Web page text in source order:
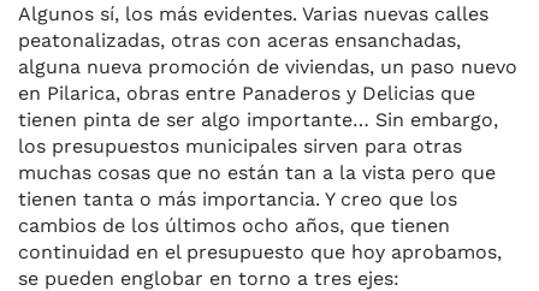
Algunos sí, los más evidentes. Varias nuevas calles
peatonalizadas, otras con aceras ensanchadas,
alguna nueva promoción de viviendas, un paso nuevo
en Pilarica, obras entre Panaderos y Delicias que
tienen pinta de ser algo importante… Sin embargo,
los presupuestos municipales sirven para otras
muchas cosas que no están tan a la vista pero que
tienen tanta o más importancia. Y creo que los
cambios de los últimos ocho años, que tienen
continuidad en el presupuesto que hoy aprobamos,
se pueden englobar en torno a tres ejes: